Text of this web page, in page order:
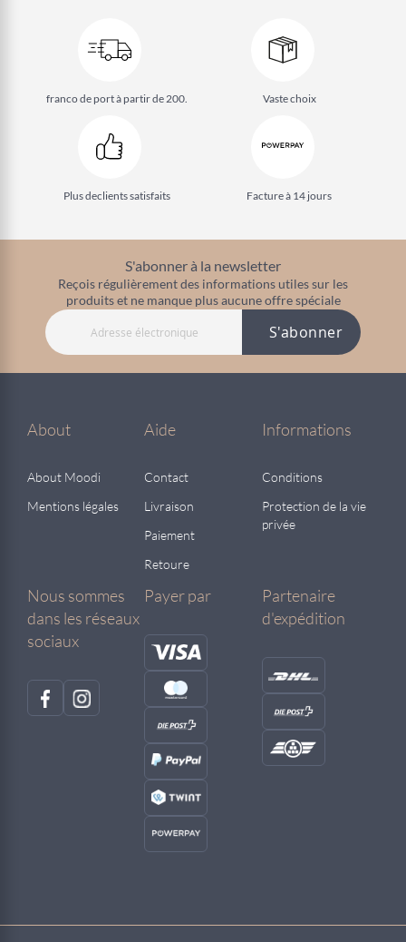
franco de port à partir de 200. Vaste choix
Plus declients satisfaits Facture à 14 jours
S'abonner à la newsletter
Reçois régulièrement des informations utiles sur les
produits et ne manque plus aucune offre spéciale
S'abonner
About
About Moodi
Mentions légales
Aide
Contact
Livraison
Paiement
Retoure
Informations
Conditions
Protection de la vie
privée
Nous sommes
dans les réseaux
sociaux
Payer par
Partenaire
d'expédition